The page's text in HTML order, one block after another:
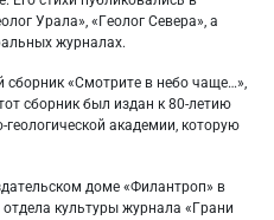
Урала», «Геолог Севера», а
журналах.
сборник «Смотрите в небо чаще…»,
сборник был издан к 80-летию
академии, которую
доме «Филантроп» в
культуры журнала «Грани